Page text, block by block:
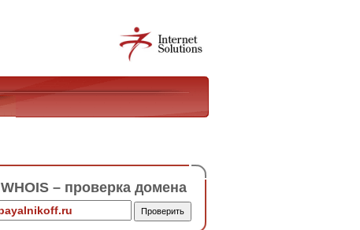
WHOIS – проверка домена